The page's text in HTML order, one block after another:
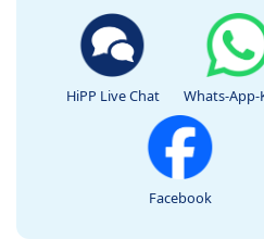
HiPP Live Chat Whats-App-
Facebook